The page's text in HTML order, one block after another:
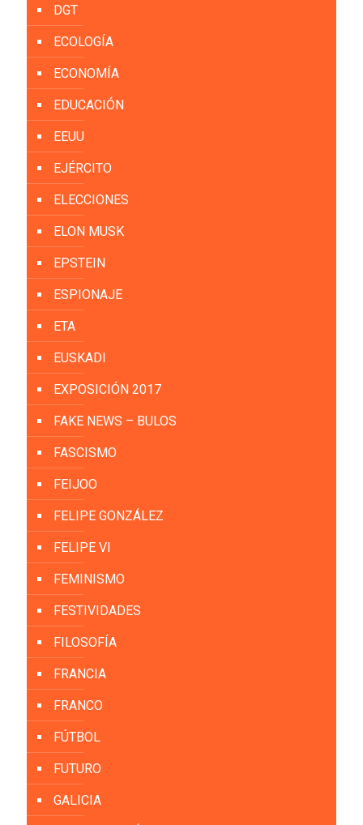
DGT
ECOLOGÍA
ECONOMÍA
EDUCACIÓN
EEUU
EJÉRCITO
ELECCIONES
ELON MUSK
EPSTEIN
ESPIONAJE
ETA
EUSKADI
EXPOSICIÓN 2017
FAKE NEWS – BULOS
FASCISMO
FEIJOO
FELIPE GONZÁLEZ
FELIPE VI
FEMINISMO
FESTIVIDADES
FILOSOFÍA
FRANCIA
FRANCO
FÚTBOL
FUTURO
GALICIA